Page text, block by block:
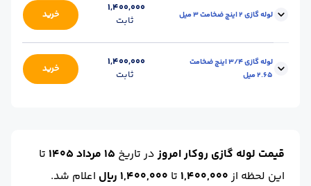
محل تحویل :
اصفهان-انبار
طول شاخه (m) :
لوله گازی 2 اینچ ضخامت 3 میل
1,400,000
ثابت
خرید
وزن شاخه (kg) : 33 محل تحویل :
اصفهان-انبار
ضخامت :
طول شاخه (m) :
لوله گازی 3/4 اینچ ضخامت
2.65 میل
1,400,000
ثابت
خرید
واحد :
کیلوگرم
قیمت لوله گازی روکار امروزدر تاریخ 15 مرداد 1405
تا
این لحظه از1,400,000 تا 1,400,000 ریال
اعلام شد.